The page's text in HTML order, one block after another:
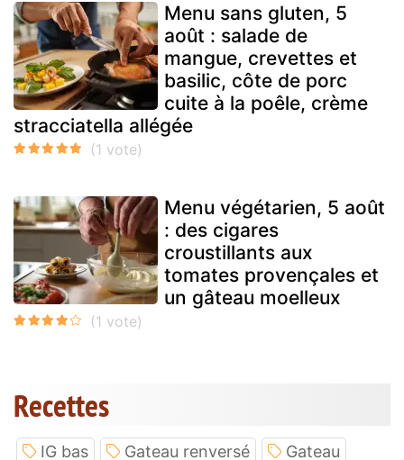
Menu sans gluten, 5
août : salade de
mangue, crevettes et
basilic, côte de porc
cuite à la poêle, crème
stracciatella allégée
Menu végétarien, 5 août
: des cigares
croustillants aux
tomates provençales et
un gâteau moelleux
Recettes
IG bas Gateau renversé
Gateau